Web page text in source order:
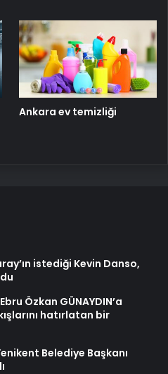
Ankara ev temizliği
istediği Kevin Danso,
Özkan GÜNAYDIN’a
hatırlatan bir
Belediye Başkanı